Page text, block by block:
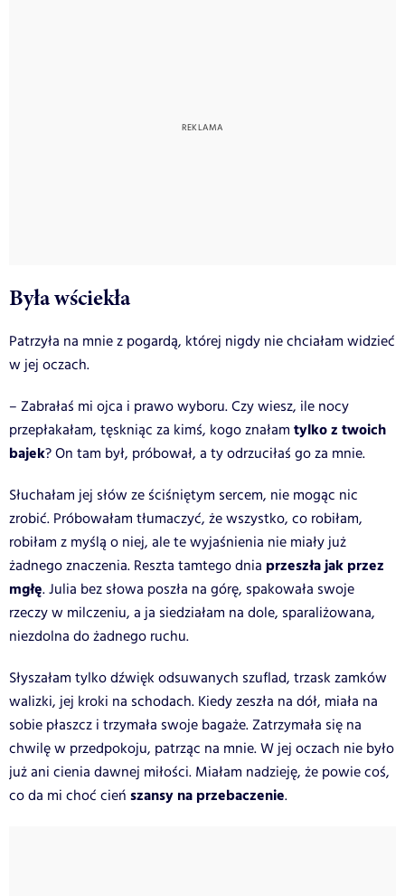
Była wściekła
Patrzyła na mnie z pogardą, której nigdy nie chciałam widzieć
w jej oczach.
– Zabrałaś mi ojca i prawo wyboru. Czy wiesz, ile nocy
przepłakałam, tęskniąc za kimś, kogo znałam tylko z twoich
bajek? On tam był, próbował, a ty odrzuciłaś go za mnie.
Słuchałam jej słów ze ściśniętym sercem, nie mogąc nic
zrobić. Próbowałam tłumaczyć, że wszystko, co robiłam,
robiłam z myślą o niej, ale te wyjaśnienia nie miały już
żadnego znaczenia. Reszta tamtego dnia przeszła jak przez
mgłę. Julia bez słowa poszła na górę, spakowała swoje
rzeczy w milczeniu, a ja siedziałam na dole, sparaliżowana,
niezdolna do żadnego ruchu.
Słyszałam tylko dźwięk odsuwanych szuflad, trzask zamków
walizki, jej kroki na schodach. Kiedy zeszła na dół, miała na
sobie płaszcz i trzymała swoje bagaże. Zatrzymała się na
chwilę w przedpokoju, patrząc na mnie. W jej oczach nie było
już ani cienia dawnej miłości. Miałam nadzieję, że powie coś,
co da mi choć cień szansy na przebaczenie.